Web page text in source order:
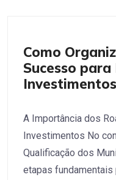
Como
Sucesso
A Importância dos
Investimentos No
Qualificação dos
etapas fundamentais